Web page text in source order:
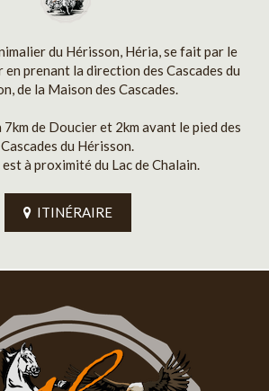
du Hérisson, Héria, se fait par le
prenant la direction des Cascades du
de la Maison des Cascades.
7km de Doucier et 2km avant le pied des
Cascades du Hérisson.
à proximité du Lac de Chalain.
ITINÉRAIRE